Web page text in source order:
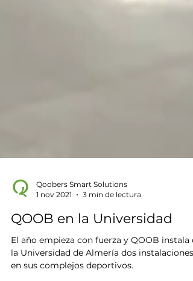
1 nov 2021
3 min de lectura
QOOB en la Universidad
El año empieza con fuerza y QOOB instala